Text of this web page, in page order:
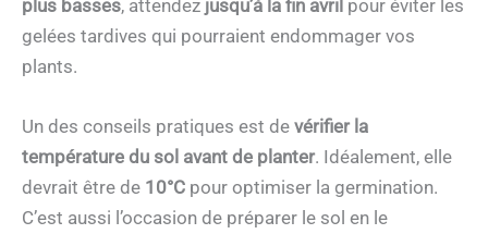
plus basses, attendez jusqu’à la fin avril pour éviter les
gelées tardives qui pourraient endommager vos
plants.
Un des conseils pratiques est de vérifier la
température du sol avant de planter. Idéalement, elle
devrait être de 10°C pour optimiser la germination.
C’est aussi l’occasion de préparer le sol en le